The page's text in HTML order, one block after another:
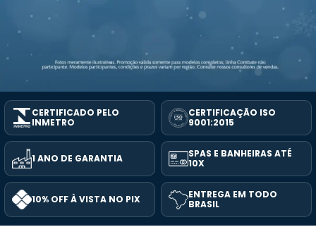
CERTIFICADO PELO
INMETRO
CERTIFICAÇÃO ISO
9001:2015
1 ANO DE GARANTIA
SPAS E BANHEIRAS ATÉ
10X
10% OFF À VISTA NO PIX
ENTREGA EM TODO
BRASIL